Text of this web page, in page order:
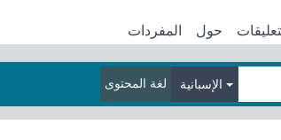
المفردات حول
لغة المحتوى الإسبانية